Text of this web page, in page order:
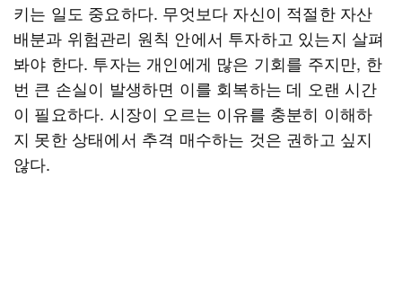
키는 일도 중요하다. 무엇보다 자신이 적절한 자산
배분과 위험관리 원칙 안에서 투자하고 있는지 살펴
봐야 한다. 투자는 개인에게 많은 기회를 주지만, 한
번 큰 손실이 발생하면 이를 회복하는 데 오랜 시간
이 필요하다. 시장이 오르는 이유를 충분히 이해하
지 못한 상태에서 추격 매수하는 것은 권하고 싶지
않다.